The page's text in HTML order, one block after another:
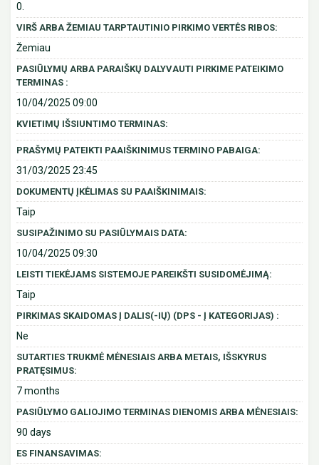
0.
VIRŠ ARBA ŽEMIAU TARPTAUTINIO PIRKIMO VERTĖS RIBOS:
Žemiau
PASIŪLYMŲ ARBA PARAIŠKŲ DALYVAUTI PIRKIME PATEIKIMO
TERMINAS :
10/04/2025 09:00
KVIETIMŲ IŠSIUNTIMO TERMINAS:
PRAŠYMŲ PATEIKTI PAAIŠKINIMUS TERMINO PABAIGA:
31/03/2025 23:45
DOKUMENTŲ ĮKĖLIMAS SU PAAIŠKINIMAIS:
Taip
SUSIPAŽINIMO SU PASIŪLYMAIS DATA:
10/04/2025 09:30
LEISTI TIEKĖJAMS SISTEMOJE PAREIKŠTI SUSIDOMĖJIMĄ:
Taip
PIRKIMAS SKAIDOMAS Į DALIS(-IŲ) (DPS - Į KATEGORIJAS) :
Ne
SUTARTIES TRUKMĖ MĖNESIAIS ARBA METAIS, IŠSKYRUS
PRATĘSIMUS:
7 months
PASIŪLYMO GALIOJIMO TERMINAS DIENOMIS ARBA MĖNESIAIS:
90 days
ES FINANSAVIMAS: